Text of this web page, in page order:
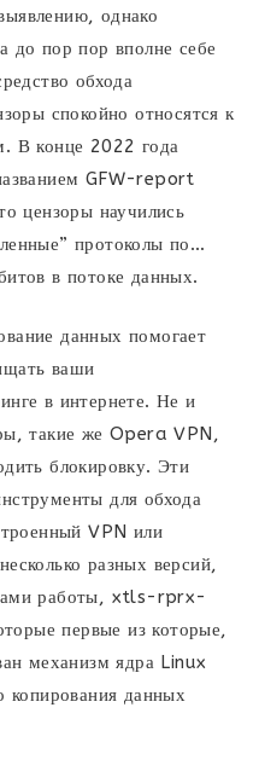
однако
до пор пор вполне себе
обхода
спокойно относятся к
В конце 2022 года
GFW-report
цензоры научились
протоколы по…
в потоке данных.
данных помогает
ваши
в интернете. Не и
такие же Opera VPN,
блокировку. Эти
для обхода
VPN или
разных версий,
работы, xtls-rprx-
первые из которые,
механизм ядра Linux
копирования данных